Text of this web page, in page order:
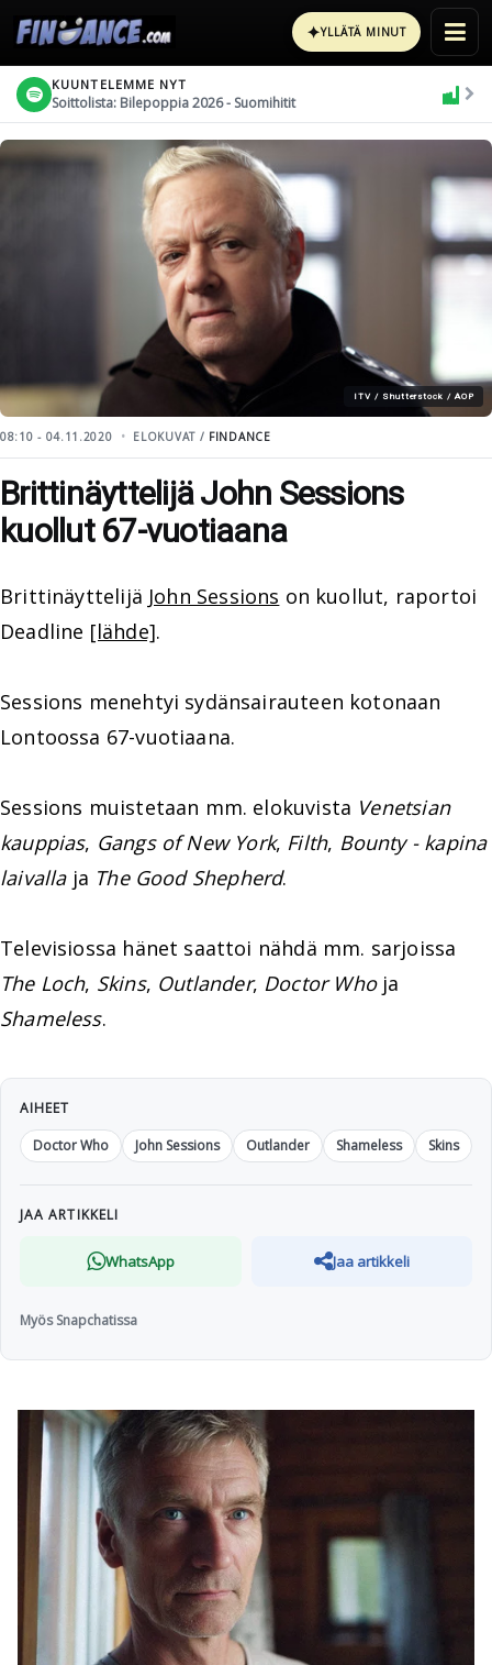
✦YLLÄTÄ MINUT
KUUNTELEMME NYT
Soittolista: Bilepoppia 2026 - Suomihitit
ITV / Shutterstock / AOP
08:10 - 04.11.2020 ELOKUVAT / FINDANCE
Brittinäyttelijä John Sessions
kuollut 67-vuotiaana
Brittinäyttelijä John Sessions on kuollut, raportoi
Deadline [lähde].
Sessions menehtyi sydänsairauteen kotonaan
Lontoossa 67-vuotiaana.
Sessions muistetaan mm. elokuvista Venetsian
kauppias, Gangs of New York, Filth, Bounty - kapina
laivallaja The Good Shepherd.
Televisiossa hänet saattoi nähdä mm. sarjoissa
The Loch, Skins, Outlander, Doctor Whoja
Shameless.
AIHEET
Doctor Who
John Sessions Outlander Shameless Skins
JAA ARTIKKELI
WhatsApp Jaa artikkeli
Myös Snapchatissa